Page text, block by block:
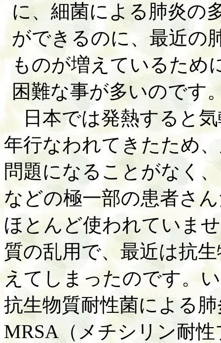
に、細菌による肺炎の
ができるのに、最近の
ものが増えているため
困難な事が多いのです
日本では発熱すると
年行なわれてきたため
問題になることがなく
などの極一部の患者さ
ほとんど使われていま
質の乱用で、最近は抗
えてしまったのです。
抗生物質耐性菌による
MRSA（メチシリン耐